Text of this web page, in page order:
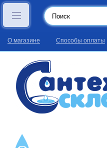
О магазине Способы оплаты